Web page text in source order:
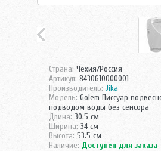
Страна: Чехия/Россия
Артикул: 8430610000001
Производитель: Jika
Модель: Golem Писсуар
подводом воды без сенсора
Длина: 30.5 см
Ширина: 34 см
Высота: 53.5 см
Наличие: Доступен для заказа